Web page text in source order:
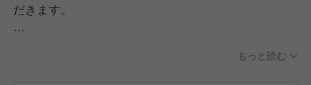
だきます。
規模なご宴会まで、お客様のご要望に応じてお席をご
もっと読む